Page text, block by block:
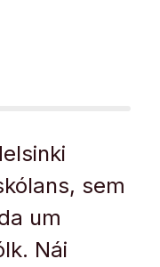
sem
um
Nái